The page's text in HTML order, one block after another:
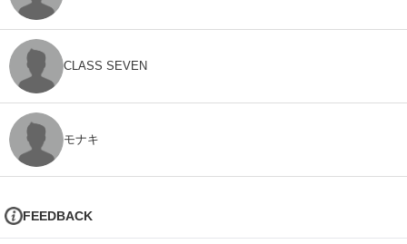
CLASS SEVEN
モナキ
FEEDBACK